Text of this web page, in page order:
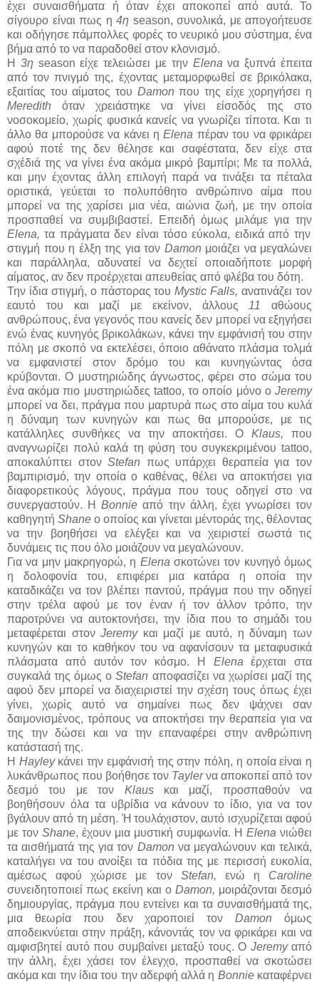
έχει συναισθήματα ή όταν έχει αποκοπεί από αυτά. Το
σίγουρο είναι πως η 4η season, συνολικά, με απογοήτευσε
και οδήγησε πάμπολλες φορές το νευρικό μου σύστημα, ένα
βήμα από το να παραδοθεί στον κλονισμό.
Η 3η season είχε τελειώσει με τηνElena να ξυπνά έπειτα
από τον πνιγμό της, έχοντας μεταμορφωθεί σε βρικόλακα,
εξαιτίας του αίματος του Damon που της είχε χορηγήσει η
Meredith όταν χρειάστηκε να γίνει είσοδός της στο
νοσοκομείο, χωρίς φυσικά κανείς να γνωρίζει τίποτα. Και τι
άλλο θα μπορούσε να κάνει ηElena πέραν του να φρικάρει
αφού ποτέ της δεν θέλησε και σαφέστατα, δεν είχε στα
σχέδιά της να γίνει ένα ακόμα μικρό βαμπίρι; Με τα πολλά,
και μην έχοντας άλλη επιλογή παρά να τινάξει τα πέταλα
οριστικά, γεύεται το πολυπόθητο ανθρώπινο αίμα που
μπορεί να της χαρίσει μια νέα, αιώνια ζωή, με την οποία
προσπαθεί να συμβιβαστεί. Επειδή όμως μιλάμε για την
Elena,τα πράγματα δεν είναι τόσο εύκολα, ειδικά από την
στιγμή που η έλξη της για τον Damon μοιάζει να μεγαλώνει
και παράλληλα, αδυνατεί να δεχτεί οποιαδήποτε μορφή
αίματος, αν δεν προέρχεται απευθείας από φλέβα του δότη.
Την ίδια στιγμή, ο πάστορας τουMystic Falls, ανατινάζει τον
εαυτό του και μαζί με εκείνον, άλλους 11
αθώους
ανθρώπους, ένα γεγονός που κανείς δεν μπορεί να εξηγήσει
ενώ ένας κυνηγός βρικολάκων, κάνει την εμφάνισή του στην
πόλη με σκοπό να εκτελέσει, όποιο αθάνατο πλάσμα τολμά
να εμφανιστεί στον δρόμο του και κυνηγώντας όσα
κρύβονται. Ο μυστηριώδης άγνωστος, φέρει στο σώμα του
ένα ακόμα πιο μυστηριώδες tattoo, το οποίο μόνο οJeremy
μπορεί να δει, πράγμα που μαρτυρά πως στο αίμα του κυλά
η δύναμη των κυνηγών και πως θα μπορούσε, με τις
κατάλληλες συνθήκες να την αποκτήσει. Ο Klaus, που
αναγνωρίζει πολύ καλά τη φύση του συγκεκριμένου tattoo,
αποκαλύπτει στονStefan πως υπάρχει θεραπεία για τον
βαμπιρισμό, την οποία ο καθένας, θέλει να αποκτήσει για
διαφορετικούς λόγους, πράγμα που τους οδηγεί στο να
συνεργαστούν. ΗBonnieαπό την άλλη, έχει γνωρίσει τον
καθηγητή Shane ο οποίος και γίνεται μέντοράς της, θέλοντας
να την βοηθήσει να ελέγξει και να χειριστεί σωστά τις
δυνάμεις τις που όλο μοιάζουν να μεγαλώνουν.
Για να μην μακρηγορώ, η Elenaσκοτώνει τον κυνηγό όμως
η δολοφονία του, επιφέρει μια κατάρα η οποία την
καταδικάζει να τον βλέπει παντού, πράγμα που την οδηγεί
στην τρέλα αφού με τον έναν ή τον άλλον τρόπο, την
παροτρύνει να αυτοκτονήσει, την ίδια που το σημάδι του
μεταφέρεται στονJeremyκαι μαζί με αυτό, η δύναμη των
κυνηγών και το καθήκον του να αφανίσουν τα μεταφυσικά
πλάσματα από αυτόν τον κόσμο. Η
Elenaέρχεται στα
συγκαλά της όμως ο Stefan αποφασίζει να χωρίσει μαζί της
αφού δεν μπορεί να διαχειριστεί την σχέση τους όπως έχει
γίνει, χωρίς αυτό να σημαίνει πως δεν ψάχνει σαν
δαιμονισμένος, τρόπους να αποκτήσει την θεραπεία για να
της την δώσει και να την επαναφέρει στην ανθρώπινη
κατάστασή της.
Η Hayleyκάνει την εμφάνισή της στην πόλη, η οποία είναι η
λυκάνθρωπος που βοήθησε τον Taylerνα αποκοπεί από τον
δεσμό του με τον Klausκαι μαζί, προσπαθούν να
βοηθήσουν όλα τα υβρίδια να κάνουν το ίδιο, για να τον
βγάλουν από τη μέση. Ή τουλάχιστον, αυτό ισχυρίζεται αφού
με τον Shane, έχουν μια μυστική συμφωνία. Η Elena νιώθει
τα αισθήματά της για τον Damon να μεγαλώνουν και τελικά,
καταλήγει να του ανοίξει τα πόδια της με περισσή ευκολία,
αμέσως αφού χώρισε με τον Stefan, ενώ η Caroline
συνειδητοποιεί πως εκείνη και ο Damon, μοιράζονται δεσμό
δημιουργίας, πράγμα που εντείνει και τα συναισθήματά της,
μια θεωρία που δεν χαροποιεί τον Damon όμως
αποδεικνύεται στην πράξη, κάνοντάς τον να φρικάρει και να
αμφισβητεί αυτό που συμβαίνει μεταξύ τους. Ο Jeremy από
την άλλη, έχει χάσει τον έλεγχο, προσπαθεί να σκοτώσει
ακόμα και την ίδια του την αδερφή αλλά η Bonnieκαταφέρνει